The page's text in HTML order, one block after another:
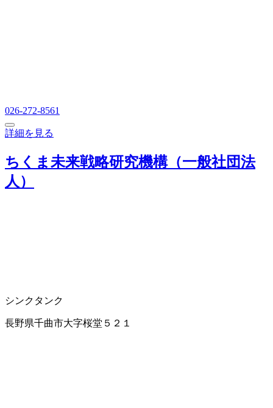
026-272-8561
詳細を見る
ちくま未来戦略研究機構（一般社団法
人）
シンクタンク
長野県千曲市大字桜堂５２１